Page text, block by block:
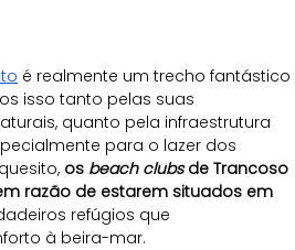
é realmente um trecho fantástico
isso tanto pelas suas
quanto pela infraestrutura
para o lazer dos
os beach clubs de Trancoso
razão de estarem situados em
refúgios que
à beira-mar.